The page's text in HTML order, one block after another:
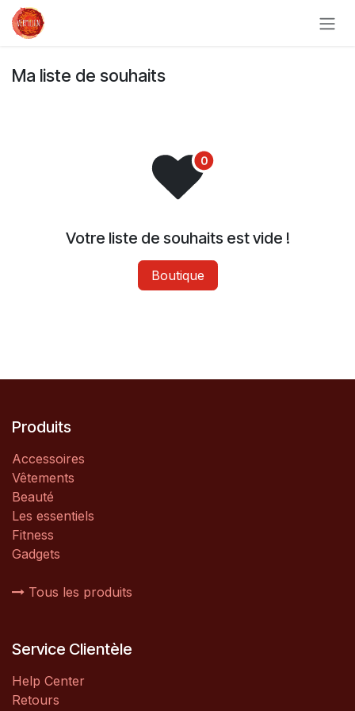
Se rendre au contenu
Ma liste de souhaits
Votre liste de souhaits est vide !
Boutique
Produits
Accessoires
Vêtements
Beauté
Les essentiels
Fitness
Gadgets
Tous les produits
Service Clientèle
Help Center
Retours